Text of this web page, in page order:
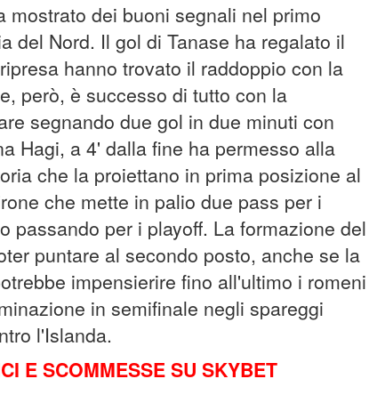
mostrato dei buoni segnali nel primo
del Nord. Il gol di Tanase ha regalato il
hanno trovato il raddoppio con la
però, è successo di tutto con la
segnando due gol in due minuti con
Hagi, a 4' dalla fine ha permesso alla
che la proiettano in prima posizione al
che mette in palio due pass per i
passando per i playoff. La formazione del
puntare al secondo posto, anche se la
impensierire fino all'ultimo i romeni
in semifinale negli spareggi
l'Islanda.
E SCOMMESSE SU SKYBET